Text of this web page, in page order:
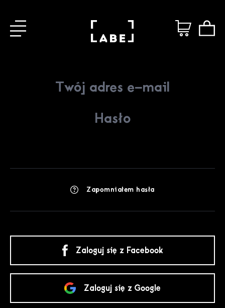
Zapomniałem hasła
Zaloguj się z Facebook
Zaloguj się z Google